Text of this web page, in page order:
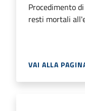
Procedimento
resti mortali
VAI ALLA